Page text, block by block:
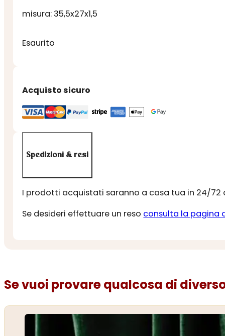
misura: 35,5x27x1,5
Esaurito
Acquisto sicuro
Spedizioni & resi
I prodotti acquistati saranno a casa tua in 24/72
Se desideri effettuare un reso consulta la pagina
Se vuoi provare qualcosa di